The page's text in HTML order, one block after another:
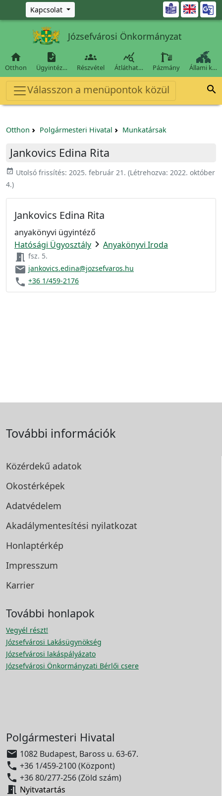
Ugrás a fő tartalomra
Kapcsolat 
Józsefvárosi Önkormányzat

Otthon

Ügyintéz…

Részvétel

Átláthat… Pázmány Állami k…
Válasszon a menüpontok közül 
Otthon Polgármesteri Hivatal Munkatársak
Jankovics Edina Rita
event_available Utolsó frissítés: 2025. február 21. (Létrehozva: 2022. október
4.)
Jankovics Edina Rita
anyakönyvi ügyintéző
Hatósági Ügyosztály chevron_right Anyakönyvi Iroda
meeting_room fsz. 5.
email jankovics.edina@jozsefvaros.hu
phone +36 1/459-2176
További információk
Közérdekű adatok
Okostérképek
Adatvédelem
Akadálymentesítési nyilatkozat
Honlaptérkép
Impresszum
Karrier
További honlapok
Vegyél részt!
Józsefvárosi Lakásügynökség
Józsefvárosi lakáspályázato
Józsefvárosi Önkormányzati Bérlői csere
Polgármesteri Hivatal
 1082 Budapest, Baross u. 63-67.
 +36 1/459-2100 (Központ)
 +36 80/277-256 (Zöld szám)
 Nyitvatartás